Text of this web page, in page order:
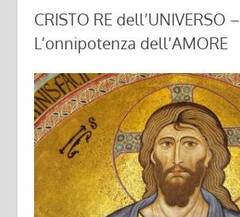
CRISTO RE dell’UNIVERSO –
L’onnipotenza dell’AMORE